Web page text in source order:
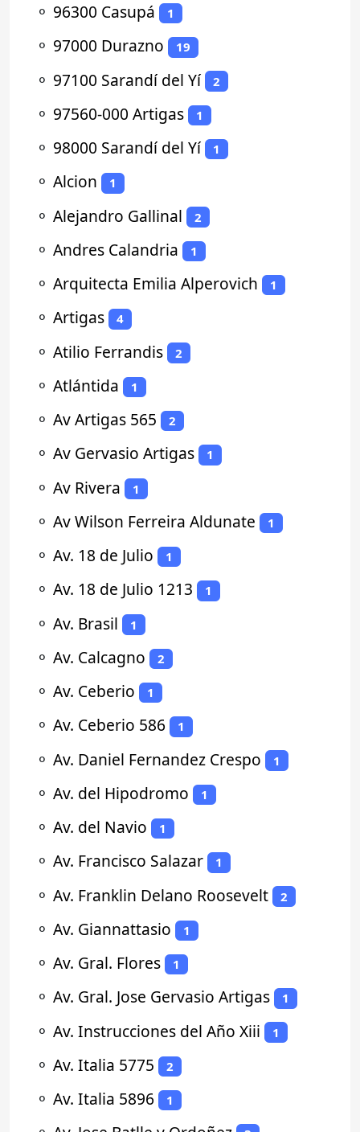
⚬ 96300 Casupá 1
⚬ 97000 Durazno 19
⚬ 97100 Sarandí del Yí 2
⚬ 97560-000 Artigas 1
⚬ 98000 Sarandí del Yí 1
⚬ Alcion 1
⚬ Alejandro Gallinal 2
⚬ Andres Calandria 1
⚬ Arquitecta Emilia Alperovich 1
⚬ Artigas 4
⚬ Atilio Ferrandis 2
⚬ Atlántida 1
⚬ Av Artigas 565 2
⚬ Av Gervasio Artigas 1
⚬ Av Rivera 1
⚬ Av Wilson Ferreira Aldunate 1
⚬ Av. 18 de Julio 1
⚬ Av. 18 de Julio 1213 1
⚬ Av. Brasil 1
⚬ Av. Calcagno 2
⚬ Av. Ceberio 1
⚬ Av. Ceberio 586 1
⚬ Av. Daniel Fernandez Crespo 1
⚬ Av. del Hipodromo 1
⚬ Av. del Navio 1
⚬ Av. Francisco Salazar 1
⚬ Av. Franklin Delano Roosevelt 2
⚬ Av. Giannattasio 1
⚬ Av. Gral. Flores 1
⚬ Av. Gral. Jose Gervasio Artigas 1
⚬ Av. Instrucciones del Año Xiii 1
⚬ Av. Italia 5775 2
⚬ Av. Italia 5896 1